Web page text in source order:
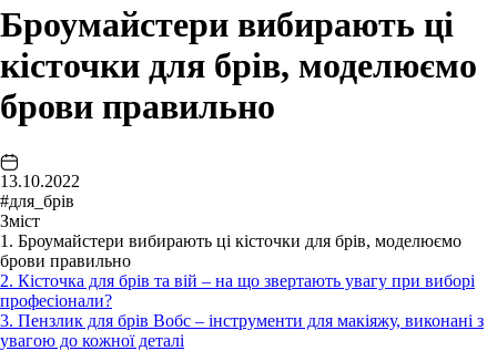
Броумайстери вибирають ці
кісточки для брів, моделюємо
брови правильно
13.10.2022
#для_брів
Зміст
1. Броумайстери вибирають ці кісточки для брів, моделюємо
брови правильно
2. Кісточка для брів та вій – на що звертають увагу при виборі
професіонали?
3. Пензлик для брів Вобс – інструменти для макіяжу, виконані з
увагою до кожної деталі